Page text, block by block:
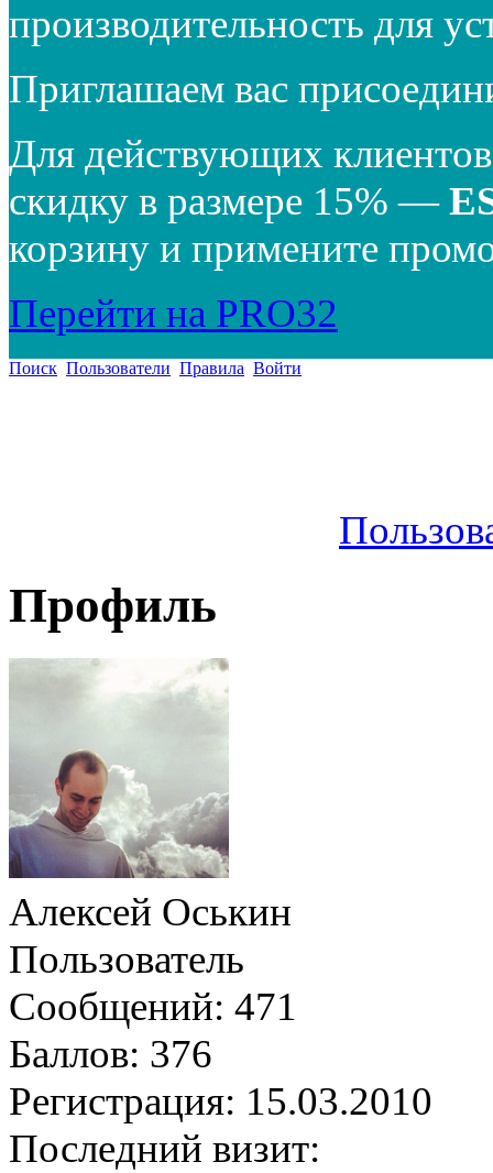
производительность для
Приглашаем вас
Для действующих
скидку в размере 15% —
корзину и примените
Перейти на PRO32
Поиск Пользователи Правила Войти
Профиль
Алексей Оськин
Пользователь
Сообщений: 471
Баллов: 376
Регистрация: 15.03.2010
Последний визит: